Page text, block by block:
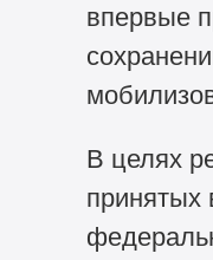
впервые
В целях
принятых